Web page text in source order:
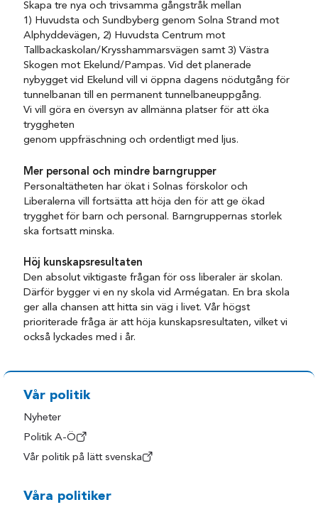
Skapa tre nya och trivsamma gångstråk mellan
1) Huvudsta och Sundbyberg genom Solna Strand mot
Alphyddevägen, 2) Huvudsta Centrum mot
Tallbackaskolan/Krysshammarsvägen samt 3) Västra
Skogen mot Ekelund/Pampas. Vid det planerade
nybygget vid Ekelund vill vi öppna dagens nödutgång för
tunnelbanan till en permanent tunnelbaneuppgång.
Vi vill göra en översyn av allmänna platser för att öka
tryggheten
genom uppfräschning och ordentligt med ljus.
Mer personal och mindre barngrupper
Personaltätheten har ökat i Solnas förskolor och
Liberalerna vill fortsätta att höja den för att ge ökad
trygghet för barn och personal. Barngruppernas storlek
ska fortsatt minska.
Höj kunskapsresultaten
Den absolut viktigaste frågan för oss liberaler är skolan.
Därför bygger vi en ny skola vid Armégatan. En bra skola
ger alla chansen att hitta sin väg i livet. Vår högst
prioriterade fråga är att höja kunskapsresultaten, vilket vi
också lyckades med i år.
Vår politik
Nyheter
Politik A-Ö
Vår politik på lätt svenska
Våra politiker